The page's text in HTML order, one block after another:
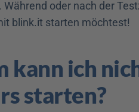
. Während oder nach der
blink.it starten möchtest!
kann ich
starten?